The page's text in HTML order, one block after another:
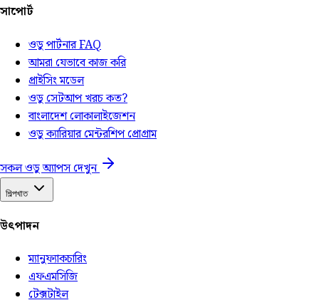
সাপোর্ট
ওডু পার্টনার FAQ
আমরা যেভাবে কাজ করি
প্রাইসিং মডেল
ওডু সেটআপ খরচ কত?
বাংলাদেশ লোকালাইজেশন
ওডু ক্যারিয়ার মেন্টরশিপ প্রোগ্রাম
সকল ওডু অ্যাপস দেখুন
শিল্পখাত
উৎপাদন
ম্যানুফ্যাকচারিং
এফএমসিজি
টেক্সটাইল